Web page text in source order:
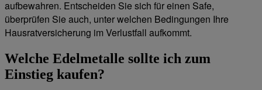
aufbewahren. Entscheiden Sie sich für einen Safe,
überprüfen Sie auch, unter welchen Bedingungen Ihre
Hausratversicherung im Verlustfall aufkommt.
Welche Edelmetalle sollte ich zum
Einstieg kaufen?